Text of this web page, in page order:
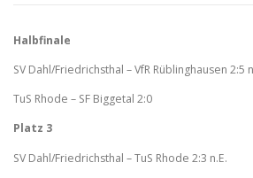
Halbfinale
SV Dahl/Friedrichsthal – VfR Rüblinghausen 2:5
TuS Rhode – SF Biggetal 2:0
Platz 3
SV Dahl/Friedrichsthal – TuS Rhode 2:3 n.E.